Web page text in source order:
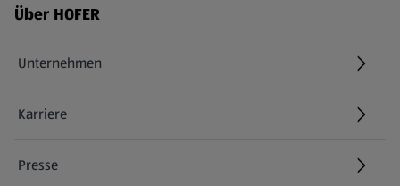
Fußzeilenmenü - weitere Links
Über HOFER
Unternehmen
Karriere
(öffnet in einem neuen Tab)
Presse